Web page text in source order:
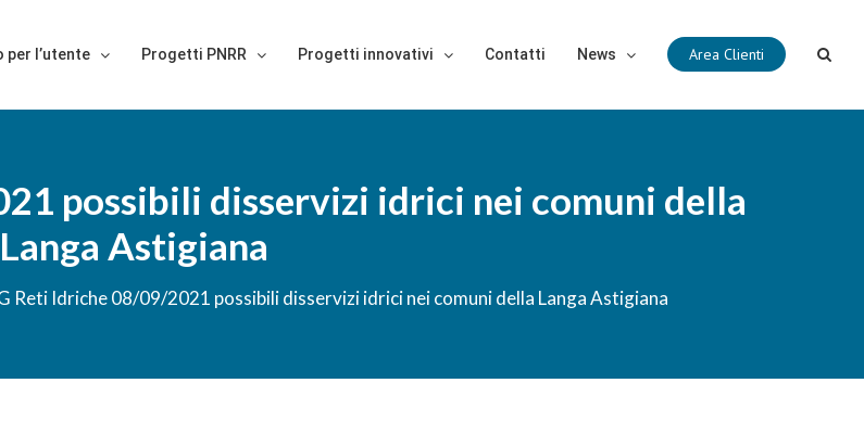
per l’utente Progetti PNRR Progetti innovativi Contatti News Area Clienti
possibili disservizi idrici nei comuni della
Langa Astigiana
Reti Idriche 08/09/2021 possibili disservizi idrici nei comuni della Langa Astigiana